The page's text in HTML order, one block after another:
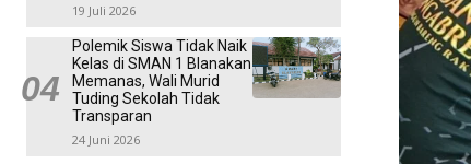
19 Juli 2026
Polemik Siswa Tidak Naik
Kelas di SMAN 1 Blanakan
Memanas, Wali Murid
Tuding Sekolah Tidak
Transparan
24 Juni 2026